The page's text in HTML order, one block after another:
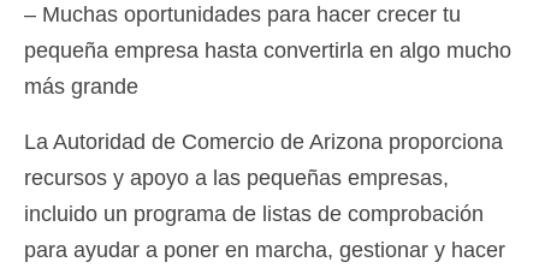
– Muchas oportunidades para hacer crecer tu
pequeña empresa hasta convertirla en algo mucho
más grande
La Autoridad de Comercio de Arizona proporciona
recursos y apoyo a las pequeñas empresas,
incluido un programa de listas de comprobación
para ayudar a poner en marcha, gestionar y hacer